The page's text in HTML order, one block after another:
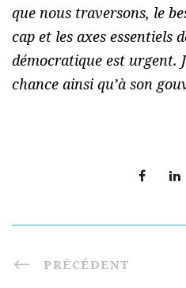
que nous traversons, le
cap et les axes essentiels
démocratique est urgent.
chance ainsi qu’à son
PRÉCÉDENT